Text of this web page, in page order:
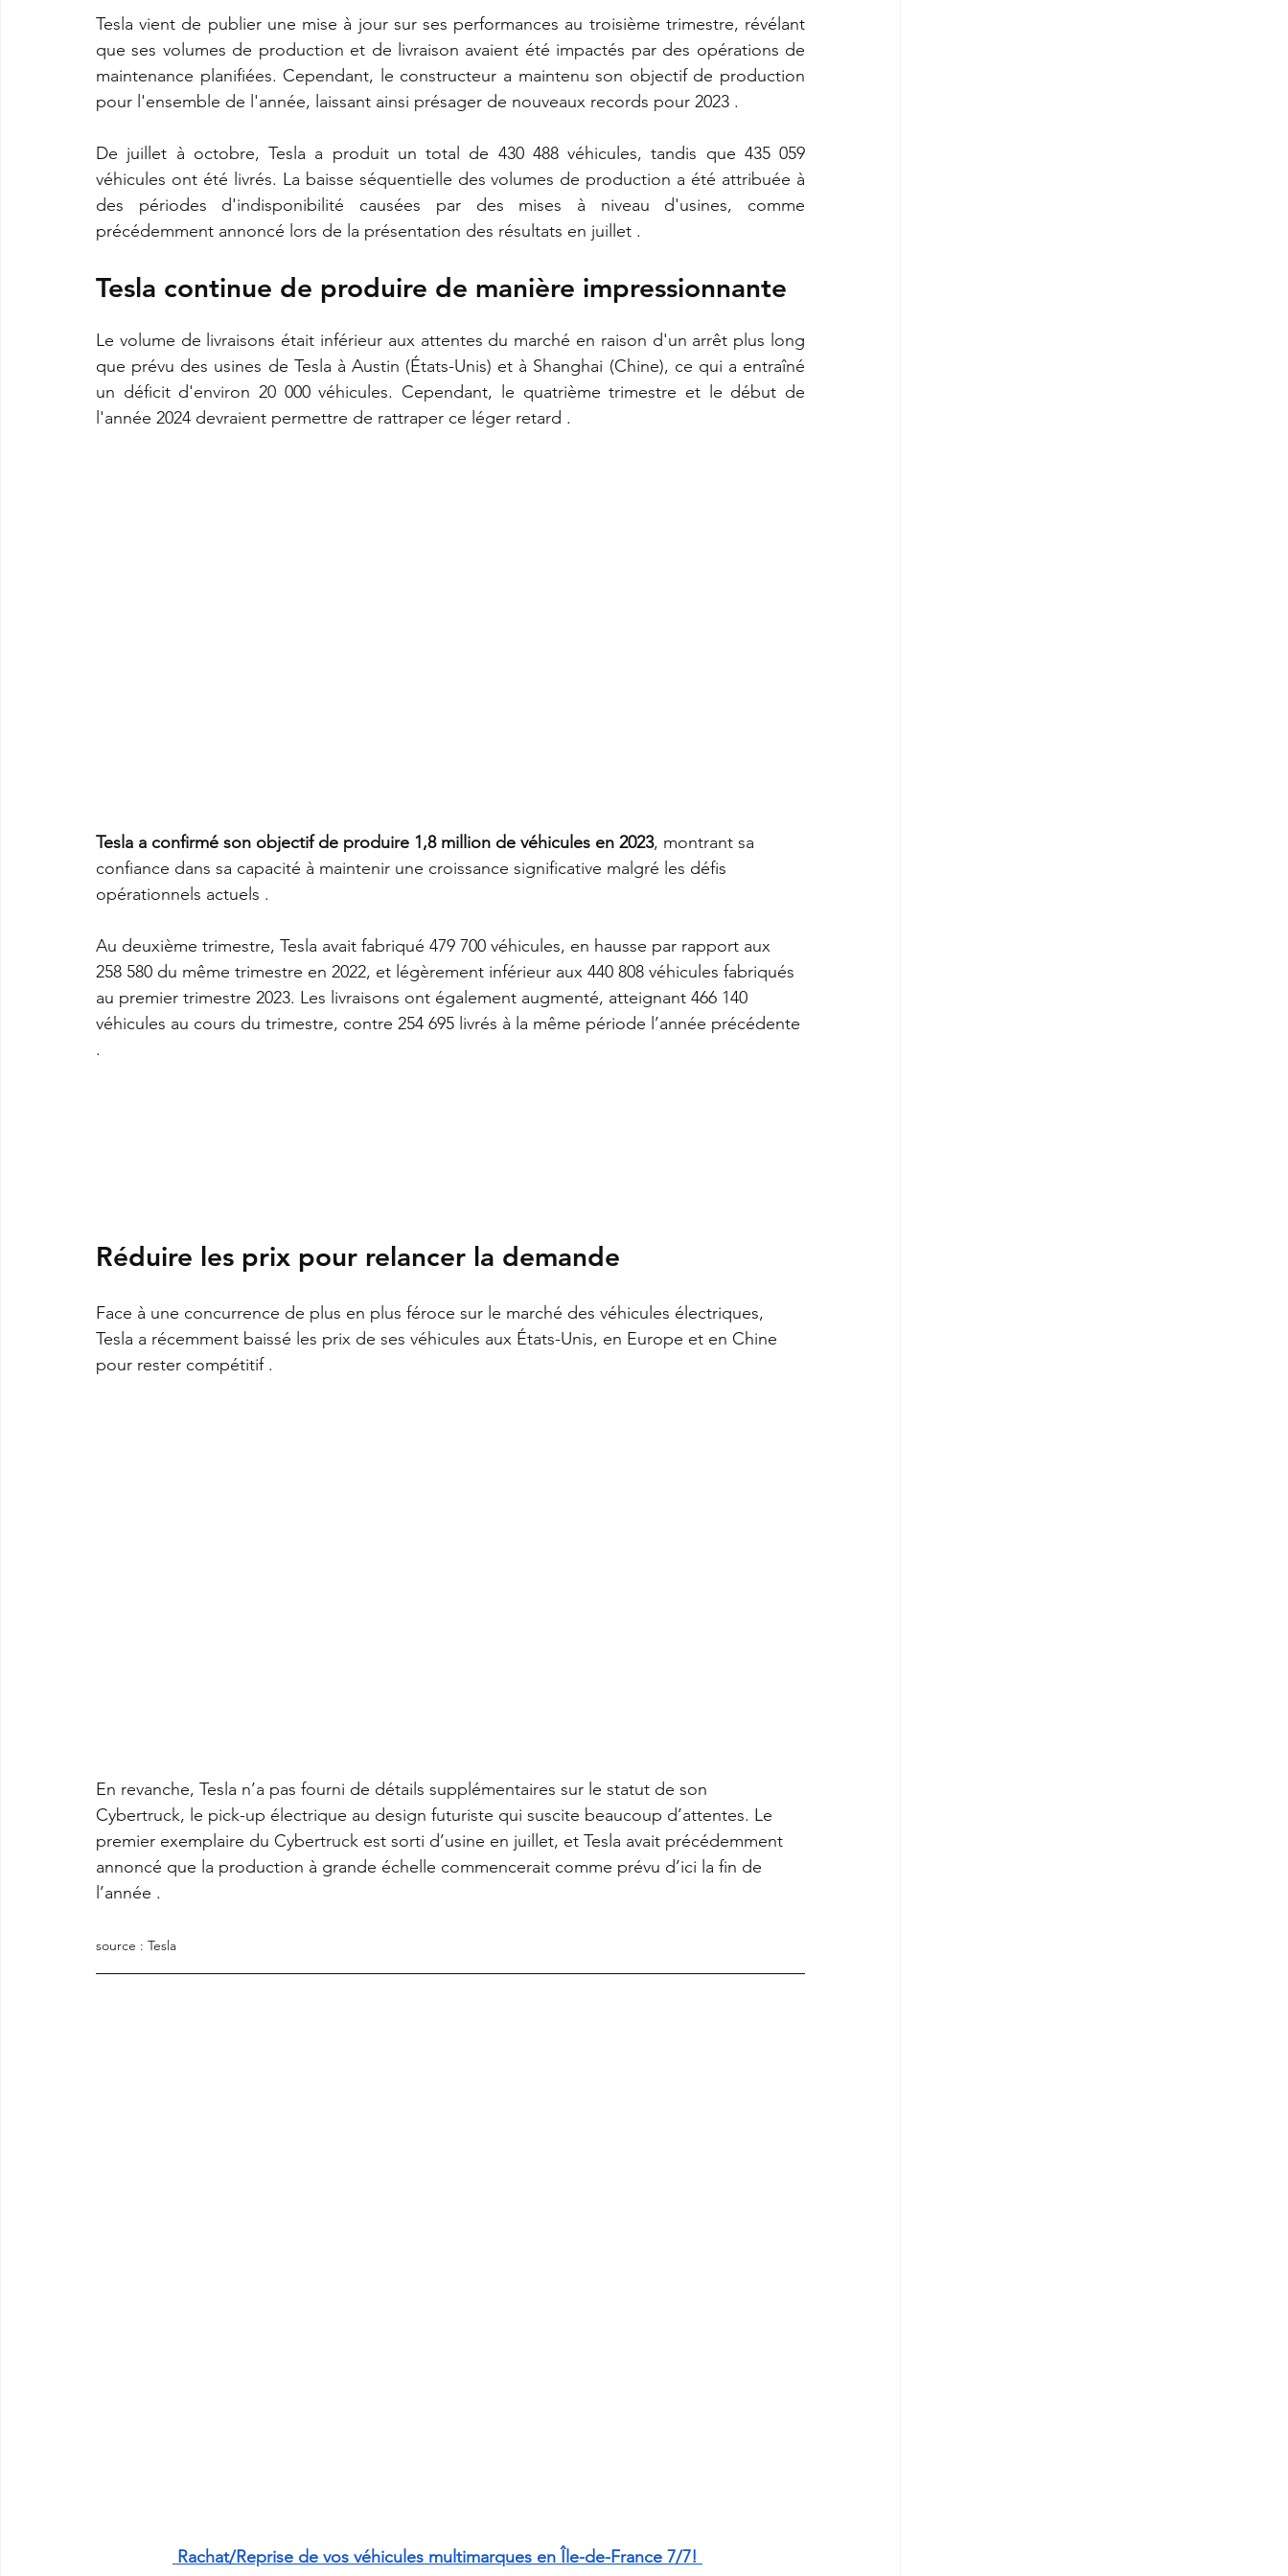
Tesla vient de publier une mise à jour sur ses performances au troisième trimestre, révélant
que ses volumes de production et de livraison avaient été impactés par des opérations de
maintenance planifiées. Cependant, le constructeur a maintenu son objectif de production
pour l'ensemble de l'année, laissant ainsi présager de nouveaux records pour 2023 .
De juillet à octobre, Tesla a produit un total de 430 488 véhicules, tandis que 435 059
véhicules ont été livrés. La baisse séquentielle des volumes de production a été attribuée à
des périodes d'indisponibilité causées par des mises à niveau d'usines, comme
précédemment annoncé lors de la présentation des résultats en juillet .
Tesla continue de produire de manière impressionnante
Le volume de livraisons était inférieur aux attentes du marché en raison d'un arrêt plus long
que prévu des usines de Tesla à Austin (États-Unis) et à Shanghai (Chine), ce qui a entraîné
un déficit d'environ 20 000 véhicules. Cependant, le quatrième trimestre et le début de
l'année 2024 devraient permettre de rattraper ce léger retard .
Tesla a confirmé son objectif de produire 1,8 million de véhicules en 2023, montrant sa
confiance dans sa capacité à maintenir une croissance significative malgré les défis
opérationnels actuels .
Au deuxième trimestre, Tesla avait fabriqué 479 700 véhicules, en hausse par rapport aux
258 580 du même trimestre en 2022, et légèrement inférieur aux 440 808 véhicules fabriqués
au premier trimestre 2023. Les livraisons ont également augmenté, atteignant 466 140
véhicules au cours du trimestre, contre 254 695 livrés à la même période l’année précédente
.
Réduire les prix pour relancer la demande
Face à une concurrence de plus en plus féroce sur le marché des véhicules électriques,
Tesla a récemment baissé les prix de ses véhicules aux États-Unis, en Europe et en Chine
pour rester compétitif .
En revanche, Tesla n’a pas fourni de détails supplémentaires sur le statut de son
Cybertruck, le pick-up électrique au design futuriste qui suscite beaucoup d’attentes. Le
premier exemplaire du Cybertruck est sorti d’usine en juillet, et Tesla avait précédemment
annoncé que la production à grande échelle commencerait comme prévu d’ici la fin de
l’année .
source : Tesla
Rachat/Reprise de vos véhicules multimarques en Île-de-France 7/7!